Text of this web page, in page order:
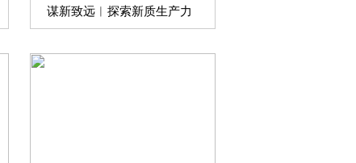
谋新致远︱探索新质生产力